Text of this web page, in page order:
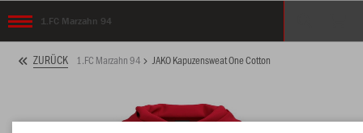
1.FC Marzahn 94
ZURÜCK 1.FC Marzahn 94 JAKO Kapuzensweat One Cotton